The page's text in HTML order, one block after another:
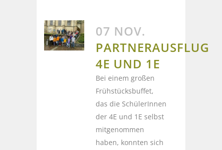
07 NOV.
PARTNERAUSFLUG
4E UND 1E
Bei einem großen
Frühstücksbuffet,
das die SchülerInnen
der 4E und 1E selbst
mitgenommen
haben, konnten sich